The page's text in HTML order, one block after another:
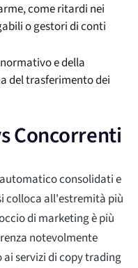
come ritardi nei
o gestori di conti
e della
del trasferimento dei
Concorrenti
consolidati e
colloca all'estremità più
di marketing è più
notevolmente
servizi di copy trading